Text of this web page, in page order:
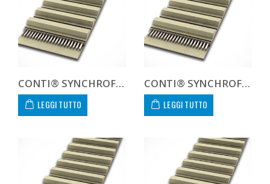
CONTI® SYNCHROFLEX AT10 1720 25
LEGGI TUTTO
CONTI® SYNCHROFLEX AT10 1720 32
LEGGI TUTTO